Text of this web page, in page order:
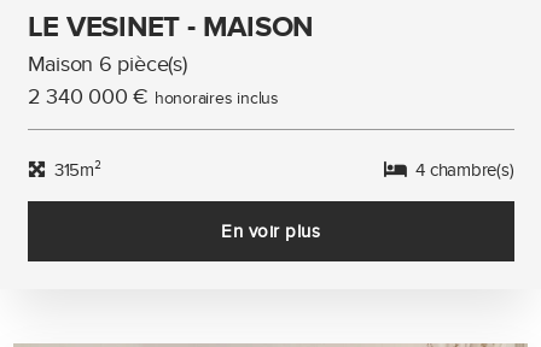
LE VESINET - MAISON
Maison 6 pièce(s)
2 340 000 € honoraires inclus
315m² 4 chambre(s)
En voir plus